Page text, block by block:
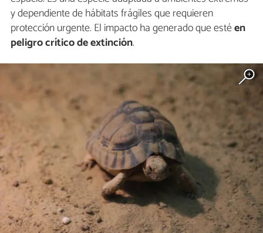
y dependiente de hábitats frágiles que requieren
protección urgente. El impacto ha generado que estéen
peligro crítico de extinción.